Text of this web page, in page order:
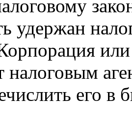
удержан
налоговым
его в